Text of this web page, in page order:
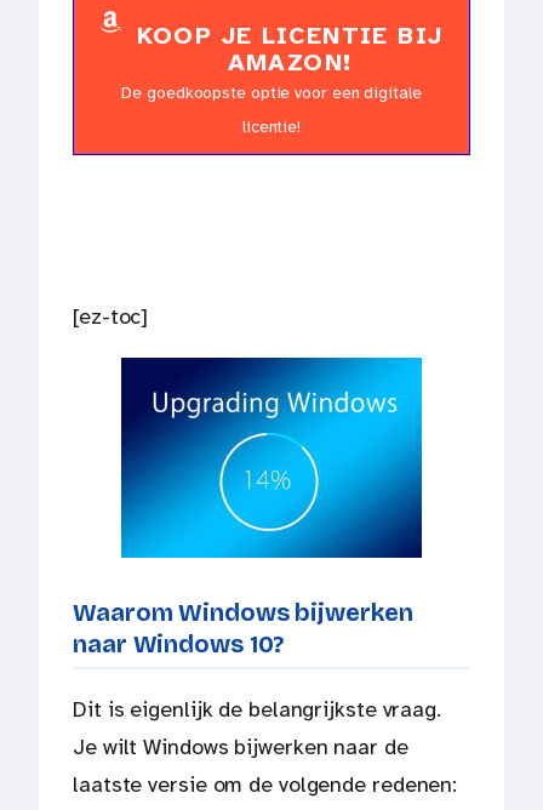
KOOP JE LICENTIE BIJ
AMAZON!
De goedkoopste optie voor een digitale
licentie!
[ez-toc]
Waarom Windows bijwerken
naar Windows 10?
Dit is eigenlijk de belangrijkste vraag.
Je wilt Windows bijwerken naar de
laatste versie om de volgende redenen: